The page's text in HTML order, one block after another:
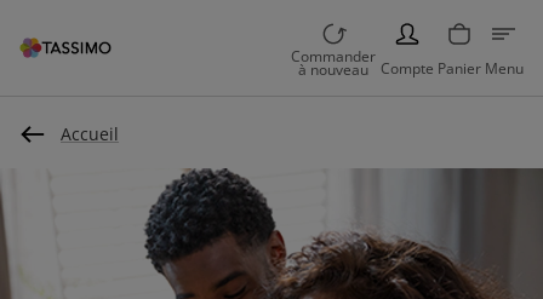
Commander
à nouveau
PERSON
Compte Panier Menu
Accueil